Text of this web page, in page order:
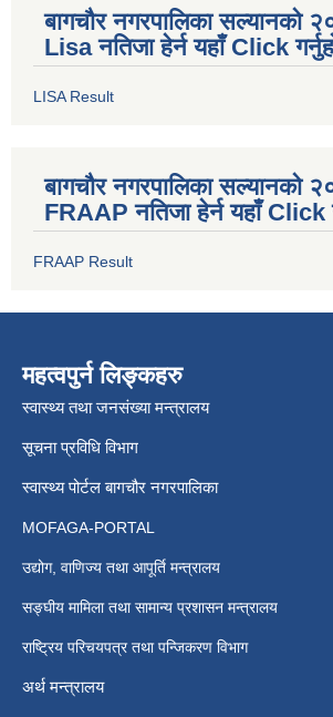
बागचौर नगरपालिका सल्यानको
Lisa नतिजा हेर्न यहाँ Click
LISA Result
बागचौर नगरपालिका सल्यानको
FRAAP नतिजा हेर्न यहाँ Click
FRAAP Result
महत्वपुर्न लिङ्कहरु
स्वास्थ्य तथा जनसंख्या मन्त्रालय
सूचना प्रविधि विभाग
स्वास्थ्य पोर्टल बागचौर नगरपालिका
MOFAGA-PORTAL
उद्योग, वाणिज्य तथा आपूर्ति मन्त्रालय
सङ्घीय मामिला तथा सामान्य प्रशासन मन्त्रालय
राष्ट्रिय परिचयपत्र तथा पन्जिकरण विभाग
अर्थ मन्त्रालय